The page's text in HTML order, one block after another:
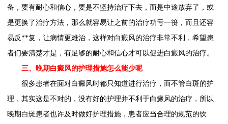
备，要有耐心和信心，要是不坚持治疗下去，而是中途放弃了，或
是更换了治疗方法，那么就容易让之前的治疗功亏一篑，而且还容
易反**复，让病情更难治，这样对白癜风的治疗非常不利，希望患
者们要清楚才是，有足够的耐心和信心才可以促进白癜风的治疗。
三、晚期白癜风的护理措施怎么能少呢
很多患者在面对白癜风时都只知道进行治疗，而不管白斑的护
理，其实这是不对的，没有好的护理并不利于白癜风的治疗，所以
晚期白斑患者也许及时做好护理措施，患者应当合理的规范的饮